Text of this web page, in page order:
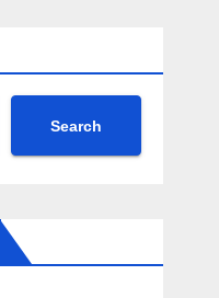
Search